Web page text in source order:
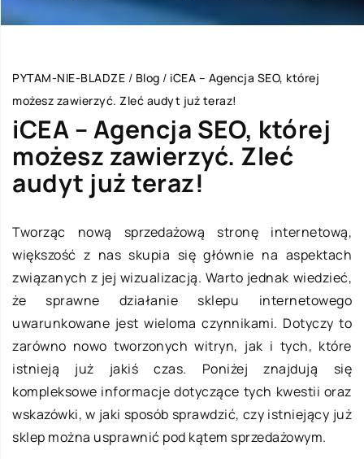
PYTAM-NIE-BLADZE / Blog / iCEA – Agencja SEO, której
możesz zawierzyć. Zleć audyt już teraz!
iCEA – Agencja SEO, której
możesz zawierzyć. Zleć
audyt już teraz!
Tworząc nową sprzedażową stronę internetową,
większość z nas skupia się głównie na aspektach
związanych z jej wizualizacją. Warto jednak wiedzieć,
że sprawne działanie sklepu internetowego
uwarunkowane jest wieloma czynnikami. Dotyczy to
zarówno nowo tworzonych witryn, jak i tych, które
istnieją już jakiś czas. Poniżej znajdują się
kompleksowe informacje dotyczące tych kwestii oraz
wskazówki, w jaki sposób sprawdzić, czy istniejący już
sklep można usprawnić pod kątem sprzedażowym.